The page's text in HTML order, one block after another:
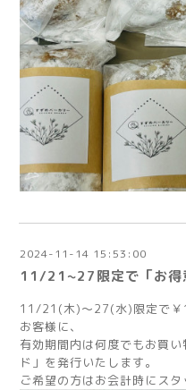
2024-11-14 15:53:00
11/21~27限定で「お得
11/21(木)～27(水)限定で￥
お客様に、
有効期間内は何度でもお買
ド」を発行いたします。
ご希望の方はお会計時にスタ